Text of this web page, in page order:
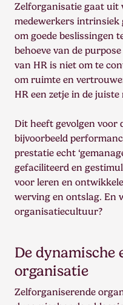
Zelforganisatie gaat uit
medewerkers intrinsiek
om goede beslissingen
behoeve van de
van HR is niet om te
om ruimte en
HR een zetje in de
Dit heeft gevolgen voor
bijvoorbeeld
prestatie echt
gefaciliteerd en
voor leren en
werving en ontslag. En
organisatiecultuur?
De dynamische
organisatie
Zelforganiserende